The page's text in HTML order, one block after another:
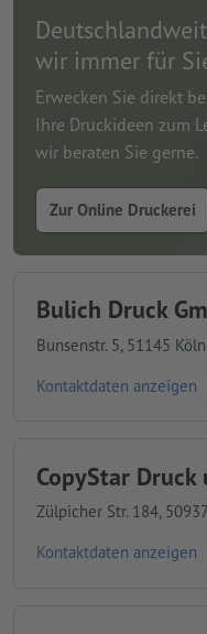
wir immer für
Erwecken Sie direkt
Ihre Druckideen zum
wir beraten Sie gerne.
Zur Online Druckerei
Bulich Druck
Bunsenstr. 5, 51145 Köln
Kontaktdaten anzeigen
CopyStar Druck
Zülpicher Str. 184,
Kontaktdaten anzeigen